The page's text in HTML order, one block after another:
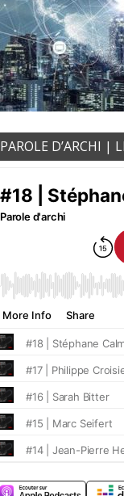
PAROLE D’ARCHI |